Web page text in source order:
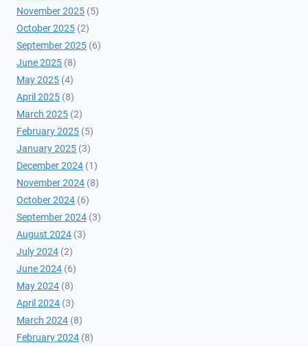
November 2025 (5)
October 2025 (2)
September 2025 (6)
June 2025 (8)
May 2025 (4)
April 2025 (8)
March 2025 (2)
February 2025 (5)
January 2025 (3)
December 2024 (1)
November 2024 (8)
October 2024 (6)
September 2024 (3)
August 2024 (3)
July 2024 (2)
June 2024 (6)
May 2024 (8)
April 2024 (3)
March 2024 (8)
February 2024 (8)